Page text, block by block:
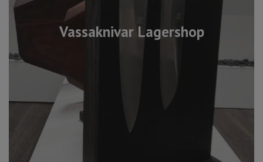
Vassaknivar Lagershop